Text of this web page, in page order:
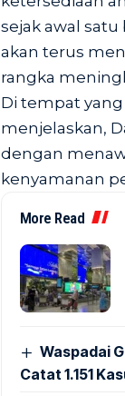
sejak awal
akan terus
rangka
Di tempat
menjelaskan,
dengan
kenyamanan
More Read
Waspadai
Catat 1.151